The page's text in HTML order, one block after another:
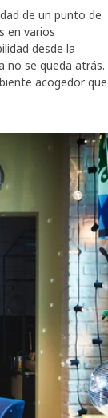
de un punto de
en varios
desde la
no se queda atrás.
acogedor que